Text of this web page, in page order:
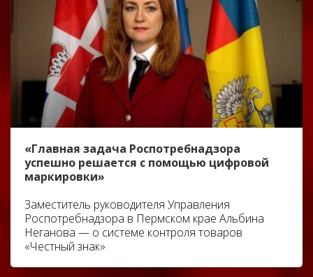
«Главная задача Роспотребнадзора
успешно решается с помощью цифровой
маркировки»
Заместитель руководителя Управления
Роспотребнадзора в Пермском крае Альбина
Неганова — о системе контроля товаров
«Честный знак»